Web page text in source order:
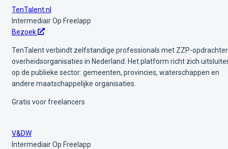
TenTalent.nl
IntermediairOp Freelapp
Bezoek
TenTalent verbindt zelfstandige professionals met ZZP-
overheidsorganisaties in Nederland. Het platform richt zich
op de publieke sector: gemeenten, provincies, waterschappen en
andere maatschappelijke organisaties.
Gratis voor freelancers
V&DW
IntermediairOp Freelapp